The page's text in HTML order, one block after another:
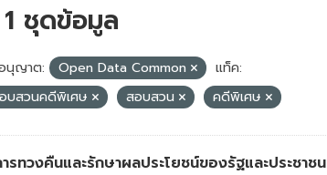
ชุดข้อมูล
ญาต: Open Data Common
แท็ค:
บสวนคดีพิเศษ
สอบสวน คดีพิเศษ
รทวงคืนและรักษาผลประโยชน์ของรัฐและประชาชน